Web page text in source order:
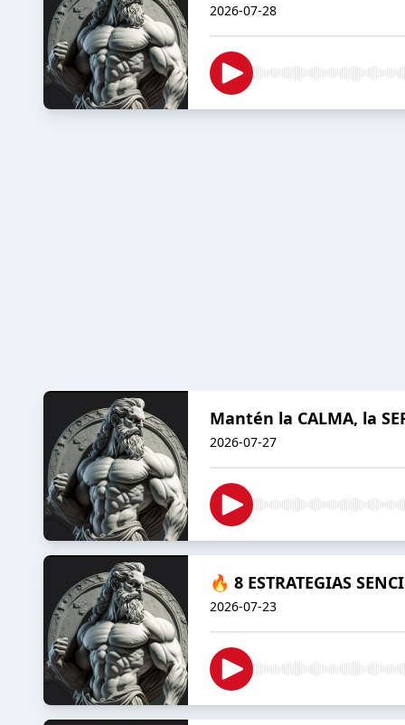
2026-07-28
Mantén la CALMA, la
2026-07-27
🔥 8 ESTRATEGIAS
2026-07-23